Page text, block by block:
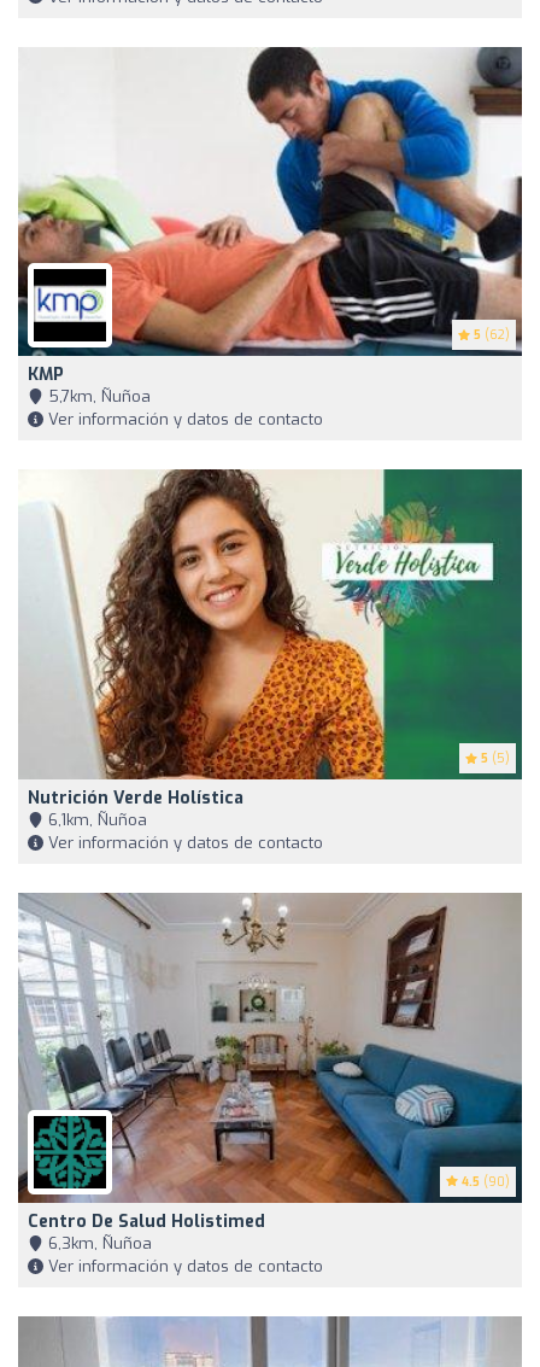
5 (62)
KMP
5,7km, Ñuñoa
Ver información y datos de contacto
5 (5)
Nutrición Verde Holística
6,1km, Ñuñoa
Ver información y datos de contacto
4.5 (90)
Centro De Salud Holistimed
6,3km, Ñuñoa
Ver información y datos de contacto